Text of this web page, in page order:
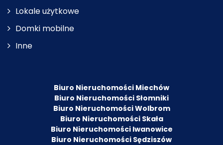
Lokale użytkowe
Domki mobilne
Inne
Biuro Nieruchomości Miechów
Biuro Nieruchomości Słomniki
Biuro Nieruchomości Wolbrom
Biuro Nieruchomości Skała
Biuro Nieruchomości Iwanowice
Biuro Nieruchomości Sędziszów